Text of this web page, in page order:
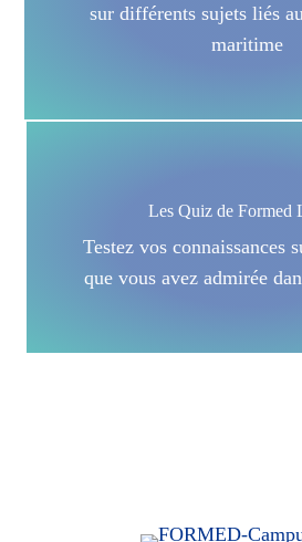
sur différents sujets liés
maritime
Les Quiz de Formed
Testez vos connaissances
que vous avez admirée